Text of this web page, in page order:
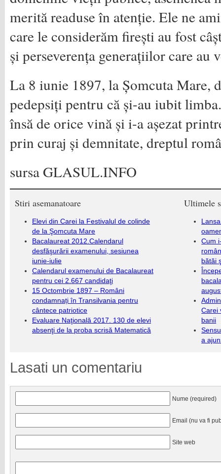
merită readuse în atenție. Ele ne
care le considerăm firești au fost
și perseverența generațiilor care au
La 8 iunie 1897, la Șomcuta Mare,
pedepsiți pentru că și-au iubit
însă de orice vină și i-a așezat
prin curaj și demnitate, dreptul
sursa GLASUL.INFO
Stiri asemanatoare
Elevi din Carei la Festivalul de colinde
de la Şomcuta Mare
Bacalaureat 2012.Calendarul
desfăşurării examenului, sesiunea
iunie-iulie
Calendarul examenului de Bacalaureat
pentru cei 2.667 candidaţi
15 Octombrie 1897 – Români
condamnați în Transilvania pentru
cântece patriotice
Evaluare Naţională 2017. 130 de elevi
absenţi de la proba scrisă Matematică
Ultimele
Cum
bătăi
Carei
banii
a
Lasati un comentariu
Nume (required)
Email (nu va fi
Site web